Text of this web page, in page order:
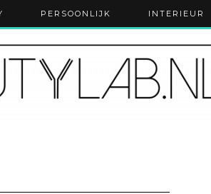
PERSOONLIJK INTERIEUR